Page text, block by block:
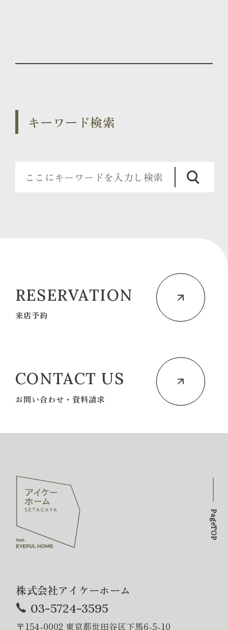
キーワード検索
RESERVATION
来店予約
CONTACT US
お問い合わせ・資料請求
株式会社アイケーホーム
03-5724-3595
〒154-0002 東京都世田谷区下馬6-5-10
PageTOP